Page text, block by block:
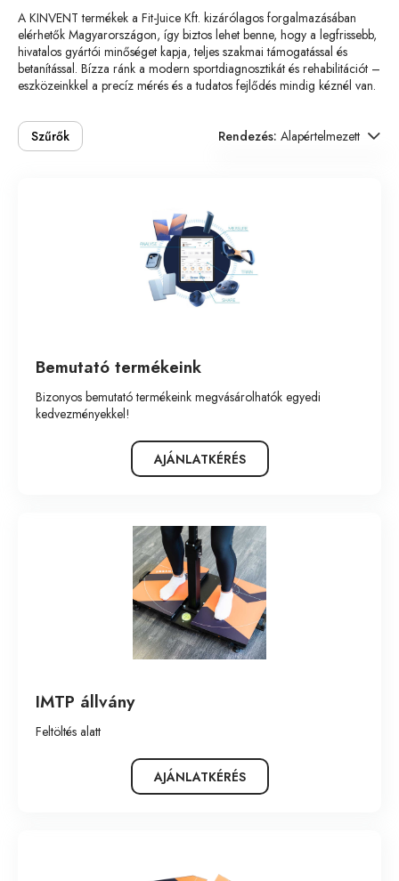
A KINVENT termékek a Fit-Juice Kft. kizárólagos forgalmazásában
elérhetők Magyarországon, így biztos lehet benne, hogy a legfrissebb,
hivatalos gyártói minőséget kapja, teljes szakmai támogatással és
betanítással. Bízza ránk a modern sportdiagnosztikát és rehabilitációt –
eszközeinkkel a precíz mérés és a tudatos fejlődés mindig kéznél van.
Szűrők Rendezés: Alapértelmezett
Ár szerint csökkenő
Név szerint növekvő
Név szerint csökkenő
Bemutató termékeink
Bizonyos bemutató termékeink megvásárolhatók egyedi
kedvezményekkel!
AJÁNLATKÉRÉS
IMTP állvány
Feltöltés alatt
AJÁNLATKÉRÉS